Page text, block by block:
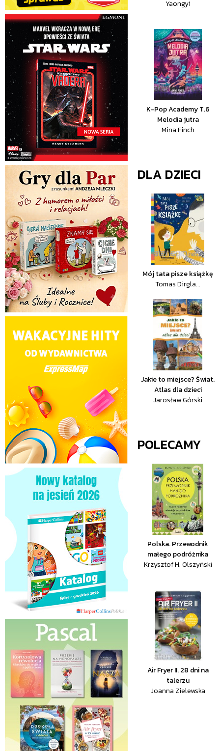
Yaongyi
K-Pop Academy T.6
Melodia jutra
Mina Finch
DLA DZIECI
Mój tata pisze książkę
Tomas Dirgla...
Jakie to miejsce? Świat.
Atlas dla dzieci
Jarosław Górski
POLECAMY
Polska. Przewodnik
małego podróżnika
Krzysztof H. Olszyński
Air Fryer II. 28 dni na
talerzu
Joanna Zielewska